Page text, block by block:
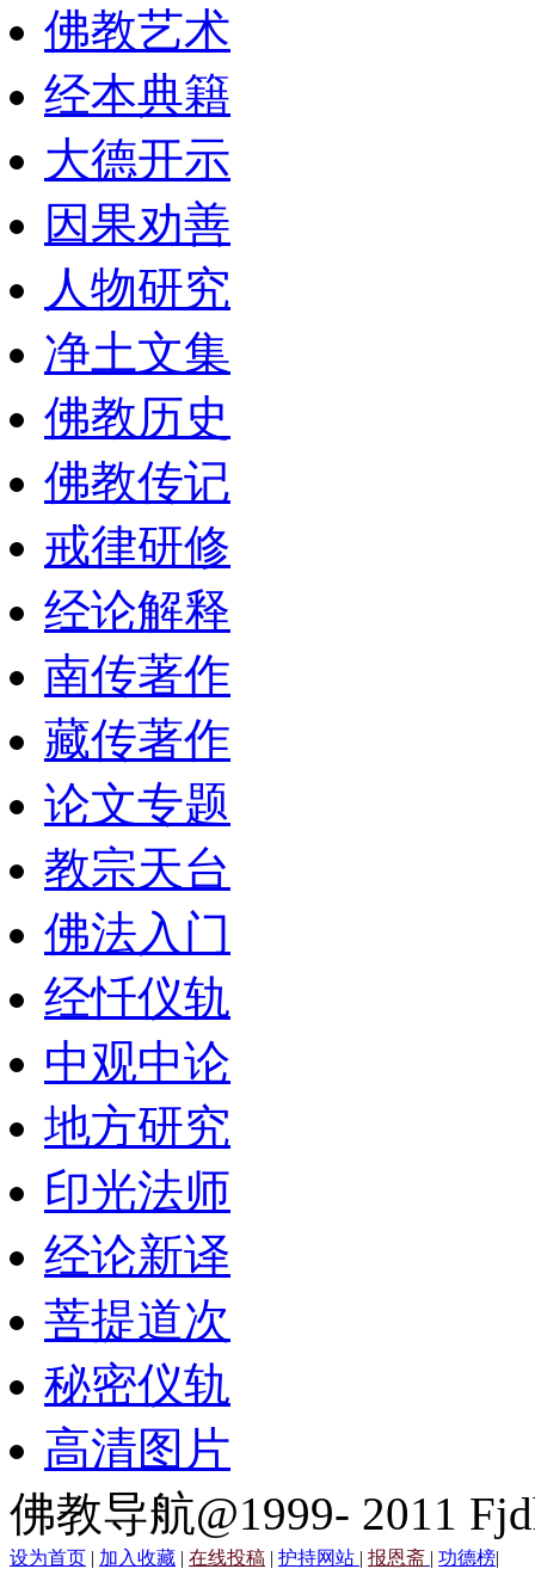
佛教艺术
经本典籍
大德开示
因果劝善
人物研究
净土文集
佛教历史
佛教传记
戒律研修
经论解释
南传著作
藏传著作
论文专题
教宗天台
佛法入门
经忏仪轨
中观中论
地方研究
印光法师
经论新译
菩提道次
秘密仪轨
高清图片
佛教导航@1999- 2011
设为首页 | 加入收藏 | 在线投稿 | 护持网站 | 报恩斋 | 功德榜|